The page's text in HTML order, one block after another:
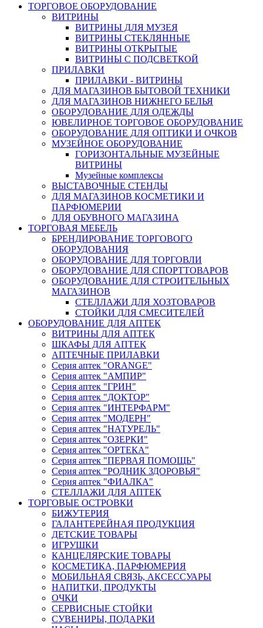
ТОРГОВОЕ ОБОРУДОВАНИЕ
ВИТРИНЫ
ВИТРИНЫ ДЛЯ МУЗЕЯ
ВИТРИНЫ СТЕКЛЯННЫЕ
ВИТРИНЫ ОТКРЫТЫЕ
ВИТРИНЫ С ПОДСВЕТКОЙ
ПРИЛАВКИ
ПРИЛАВКИ - ВИТРИНЫ
ДЛЯ МАГАЗИНОВ БЫТОВОЙ ТЕХНИКИ
ДЛЯ МАГАЗИНОВ НИЖНЕГО БЕЛЬЯ
ОБОРУДОВАНИЕ ДЛЯ ОДЕЖДЫ
ЮВЕЛИРНОЕ ТОРГОВОЕ ОБОРУДОВАНИЕ
ОБОРУДОВАНИЕ ДЛЯ ОПТИКИ И ОЧКОВ
МУЗЕЙНОЕ ОБОРУДОВАНИЕ
ГОРИЗОНТАЛЬНЫЕ МУЗЕЙНЫЕ
ВИТРИНЫ
Музейные комплексы
ВЫСТАВОЧНЫЕ СТЕНДЫ
ДЛЯ МАГАЗИНОВ КОСМЕТИКИ И
ПАРФЮМЕРИИ
ДЛЯ ОБУВНОГО МАГАЗИНА
ТОРГОВАЯ МЕБЕЛЬ
БРЕНДИРОВАНИЕ ТОРГОВОГО
ОБОРУДОВАНИЯ
ОБОРУДОВАНИЕ ДЛЯ ТОРГОВЛИ
ОБОРУДОВАНИЕ ДЛЯ СПОРТТОВАРОВ
ОБОРУДОВАНИЕ ДЛЯ СТРОИТЕЛЬНЫХ
МАГАЗИНОВ
СТЕЛЛАЖИ ДЛЯ ХОЗТОВАРОВ
СТОЙКИ ДЛЯ СМЕСИТЕЛЕЙ
ОБОРУДОВАНИЕ ДЛЯ АПТЕК
ВИТРИНЫ ДЛЯ АПТЕК
ШКАФЫ ДЛЯ АПТЕК
АПТЕЧНЫЕ ПРИЛАВКИ
Серия аптек "ORANGE"
Серия аптек "АМПИР"
Серия аптек "ГРИН"
Серия аптек "ДОКТОР"
Серия аптек "ИНТЕРФАРМ"
Серия аптек "МОДЕРН"
Серия аптек "НАТУРЕЛЬ"
Серия аптек "ОЗЕРКИ"
Серия аптек "ОРТЕКА"
Серия аптек "ПЕРВАЯ ПОМОЩЬ"
Серия аптек "РОДНИК ЗДОРОВЬЯ"
Серия аптек "ФИАЛКА"
СТЕЛЛАЖИ ДЛЯ АПТЕК
ТОРГОВЫЕ ОСТРОВКИ
БИЖУТЕРИЯ
ГАЛАНТЕРЕЙНАЯ ПРОДУКЦИЯ
ДЕТСКИЕ ТОВАРЫ
ИГРУШКИ
КАНЦЕЛЯРСКИЕ ТОВАРЫ
КОСМЕТИКА, ПАРФЮМЕРИЯ
МОБИЛЬНАЯ СВЯЗЬ, АКСЕССУАРЫ
НАПИТКИ, ПРОДУКТЫ
ОЧКИ
СЕРВИСНЫЕ СТОЙКИ
СУВЕНИРЫ, ПОДАРКИ